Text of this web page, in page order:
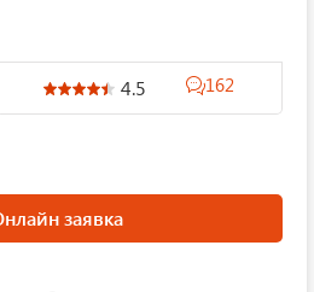
4.5 162
заявка